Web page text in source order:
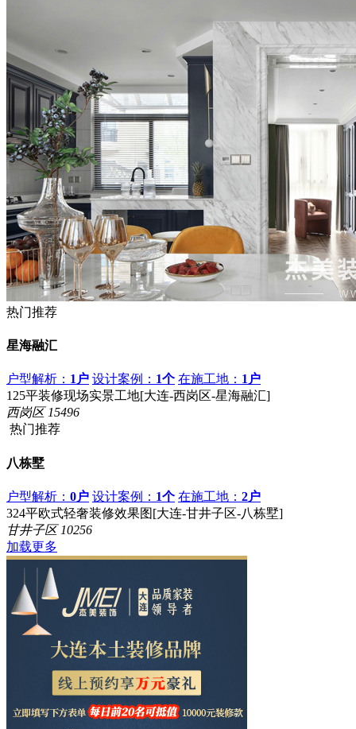
热门推荐
星海融汇
户型解析： 1户 设计案例： 1个 在施工地： 1户
125平装修现场实景工地[大连-西岗区-星海融汇]
西岗区 15496
热门推荐
八栋墅
户型解析： 0户 设计案例： 1个 在施工地： 2户
324平欧式轻奢装修效果图[大连-甘井子区-八栋墅]
甘井子区 10256
加载更多